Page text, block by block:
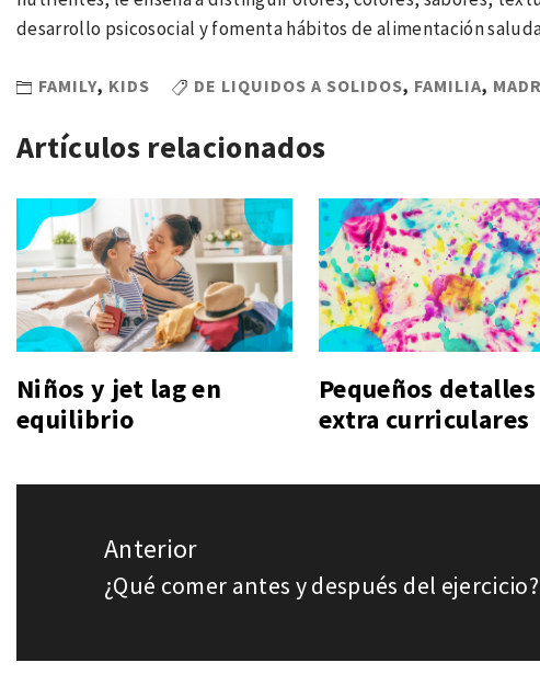
desarrollo psicosocial y fomenta hábitos de alimentación
FAMILY, KIDS DE LIQUIDOS A SOLIDOS, FAMILIA,
Artículos relacionados
Niños y jet lag en
equilibrio
Pequeños detalles
extra curriculares
entradas
Anterior
Entrada
¿Qué comer antes y después del ejercicio?